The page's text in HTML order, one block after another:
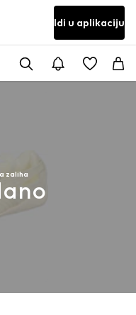
Idi u aplikaciju
zaliha